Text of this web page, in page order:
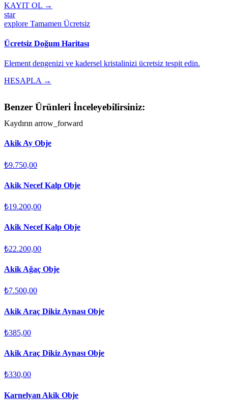
KAYIT OL →
star
explore Tamamen Ücretsiz
Ücretsiz Doğum Haritası
Element dengenizi ve kadersel kristalinizi ücretsiz tespit edin.
HESAPLA →
Benzer Ürünleri İnceleyebilirsiniz:
Kaydırın arrow_forward
Akik Ay Obje
₺9.750,00
Akik Necef Kalp Obje
₺19.200,00
Akik Necef Kalp Obje
₺22.200,00
Akik Ağaç Obje
₺7.500,00
Akik Araç Dikiz Aynası Obje
₺385,00
Akik Araç Dikiz Aynası Obje
₺330,00
Karnelyan Akik Obje